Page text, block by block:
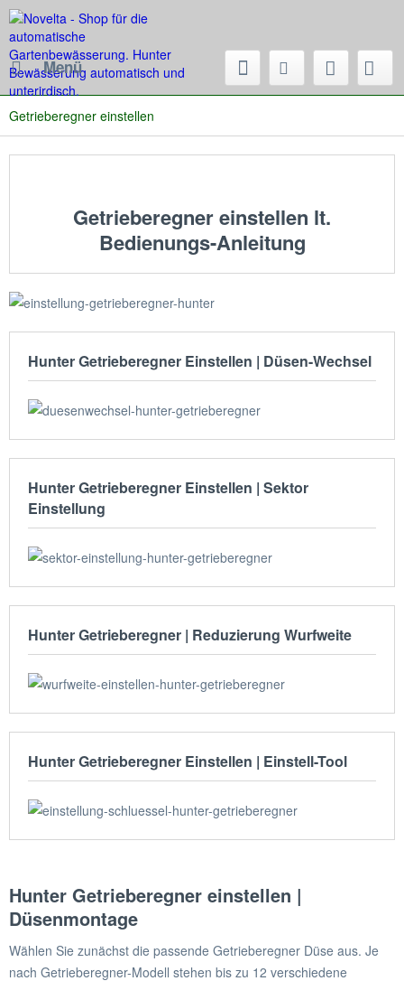
Menü
Getrieberegner einstellen
Getrieberegner einstellen lt.
Bedienungs-Anleitung
Hunter Getrieberegner Einstellen | Düsen-Wechsel
Hunter Getrieberegner Einstellen | Sektor
Einstellung
Hunter Getrieberegner | Reduzierung Wurfweite
Hunter Getrieberegner Einstellen | Einstell-Tool
Hunter Getrieberegner einstellen |
Düsenmontage
Wählen Sie zunächst die passende Getrieberegner Düse aus. Je
nach Getrieberegner-Modell stehen bis zu 12 verschiedene